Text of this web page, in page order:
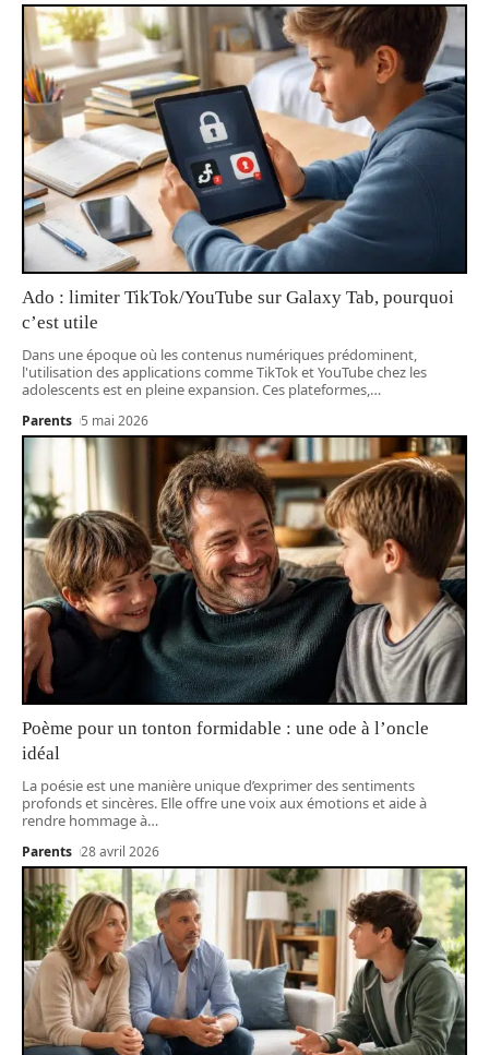
Ado : limiter TikTok/YouTube sur Galaxy Tab, pourquoi
c’est utile
Dans une époque où les contenus numériques prédominent,
l'utilisation des applications comme TikTok et YouTube chez les
adolescents est en pleine expansion. Ces plateformes,…
Parents 5 mai 2026
Poème pour un tonton formidable : une ode à l’oncle
idéal
La poésie est une manière unique d’exprimer des sentiments
profonds et sincères. Elle offre une voix aux émotions et aide à
rendre hommage à…
Parents 28 avril 2026